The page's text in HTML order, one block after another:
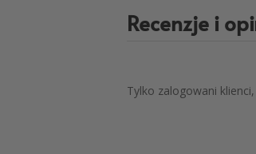
Recenzje i
Tylko zalogowani